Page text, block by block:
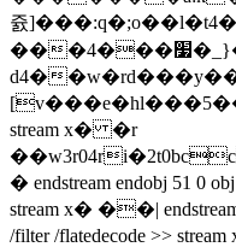
stream x� �r
� endstream endobj 51 0
stream x� ��| endstream
/filter /flatedecode >>